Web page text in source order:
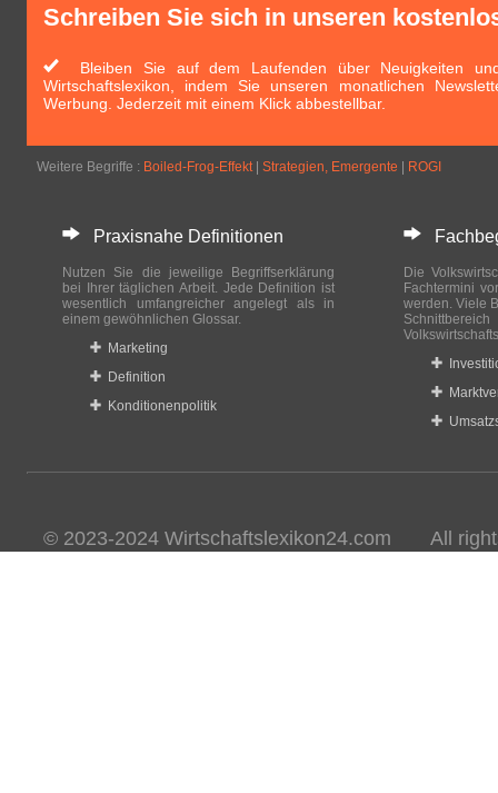
Schreiben Sie sich in unseren
Bleiben Sie auf dem Laufenden über Neuigkeiten
Wirtschaftslexikon, indem Sie unseren monatlichen
Werbung. Jederzeit mit einem Klick abbestellbar.
Weitere Begriffe : Boiled-Frog-Effekt| Strategien, Emergente ROGI
Praxisnahe Definitionen
Nutzen Sie die jeweilige Begriffserklärung
bei Ihrer täglichen Arbeit. Jede Definition ist
wesentlich umfangreicher angelegt als in
einem gewöhnlichen Glossar.
Marketing
Definition
Konditionenpolitik
Die
Fachtermini
werden. Viele
© 2023-2024 Wirtschaftslexikon24.com All